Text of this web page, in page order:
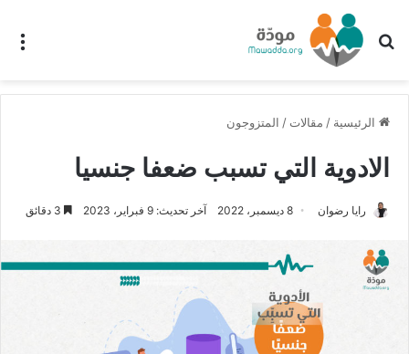
بحث عن
الرئيسية / مقالات / المتزوجون
الادوية التي تسبب ضعفا جنسيا
رايا رضوان 8 ديسمبر، 2022 آخر تحديث: 9 فبراير، 2023